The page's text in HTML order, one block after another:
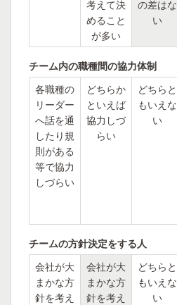
考えて決
めること
が多い
の差はな
い
チーム内の職種間の協力体制
各職種の
リーダー
へ話を通
したり規
則がある
等で協力
しづらい
どちらか
といえば
協力しづ
らい
どちらと
もいえな
い
チームの方針決定をする人
会社が大
まかな方
針を考え
会社が大
まかな方
針を考え
どちらと
もいえな
い